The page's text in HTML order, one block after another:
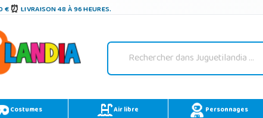
€ LIVRAISON 48 À 96 HEURES.
Costumes Air libre Personnages